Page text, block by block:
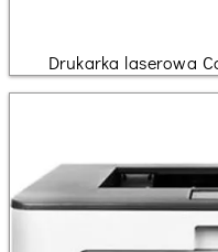
Drukarka laserowa